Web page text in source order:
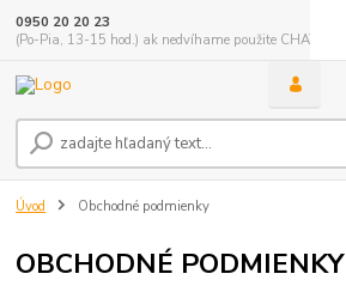
0950 20 20 23
(Po-Pia, 13-15 hod.) ak nedvíhame použite CHATBOX
Úvod Obchodné podmienky
OBCHODNÉ PODMIENKY